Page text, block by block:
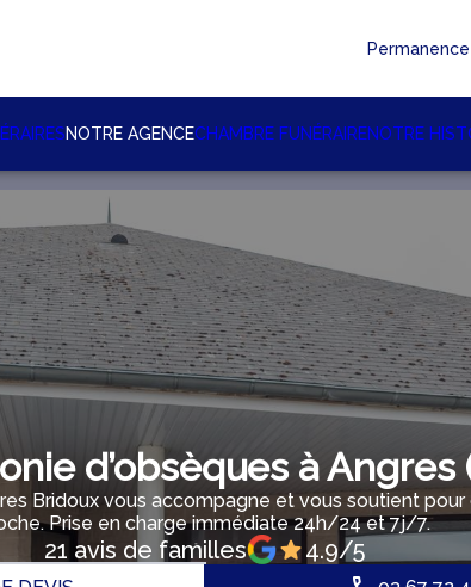
NOTRE AGENCECHAMBRE FUNÉRAIRENOTRE
d’obsèques à Angres
Bridoux vous accompagne et vous soutient pour
Prise en charge immédiate 24h/24 et 7j/7.
21 avis de familles 4.9/5